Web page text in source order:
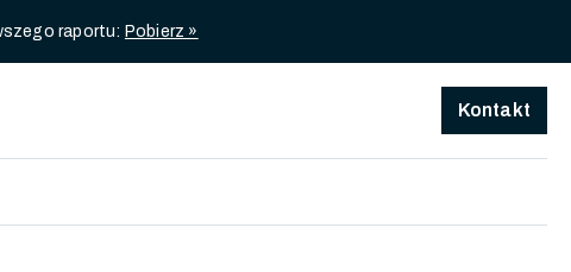
raportu: Pobierz »
Kontakt